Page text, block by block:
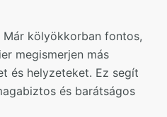
Már kölyökkorban fontos,
megismerjen más
és helyzeteket. Ez segít
és barátságos